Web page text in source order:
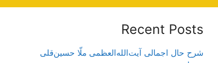
Recent Posts
شرح حال اجمالی آیت‌الله‌العظمی ملّا حسین‌قلی